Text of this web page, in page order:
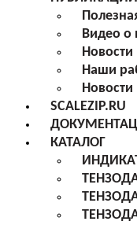
Видео о
Наши
Новости
SCALEZIP.RU
КАТАЛОГ